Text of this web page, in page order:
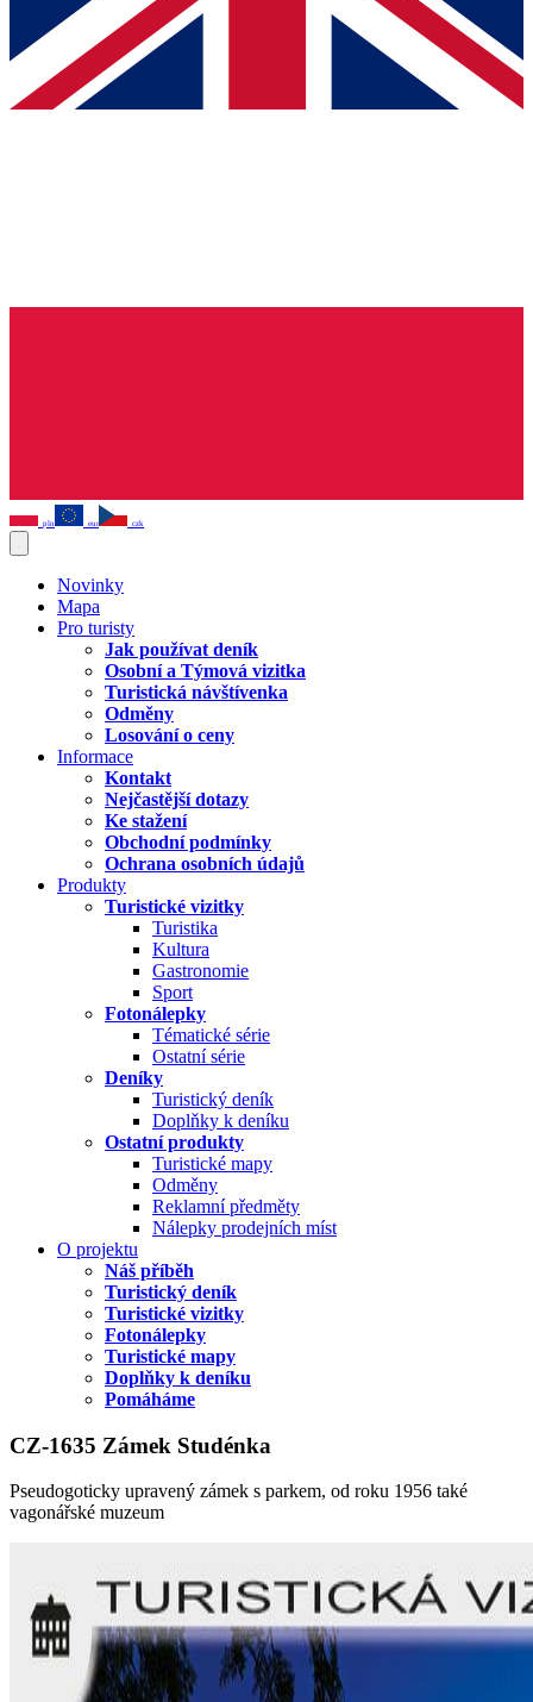
pln eur czk
Novinky
Mapa
Pro turisty
Jak používat deník
Osobní a Týmová vizitka
Turistická návštívenka
Odměny
Losování o ceny
Informace
Kontakt
Nejčastější dotazy
Ke stažení
Obchodní podmínky
Ochrana osobních údajů
Produkty
Turistické vizitky
Turistika
Kultura
Gastronomie
Sport
Fotonálepky
Tématické série
Ostatní série
Deníky
Turistický deník
Doplňky k deníku
Ostatní produkty
Turistické mapy
Odměny
Reklamní předměty
Nálepky prodejních míst
O projektu
Náš příběh
Turistický deník
Turistické vizitky
Fotonálepky
Turistické mapy
Doplňky k deníku
Pomáháme
CZ-1635 Zámek Studénka
Pseudogoticky upravený zámek s parkem, od roku 1956 také
vagonářské muzeum